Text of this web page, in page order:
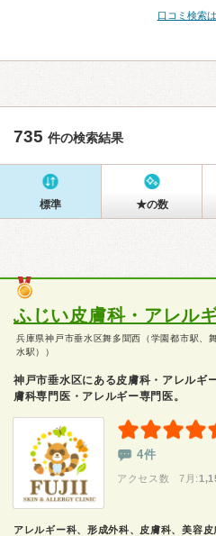
口コミ検索
735 件の検索結果
標準 ★の数
ふじい皮膚科・アレル
兵庫県神戸市垂水区舞多聞西（学園都市駅、
水駅））
神戸市垂水区にある皮膚科・アレルギ
膚科専門医・アレルギー専門医。
4件
アクセス数 7月:
アレルギー科、形成外科、皮膚科、美容